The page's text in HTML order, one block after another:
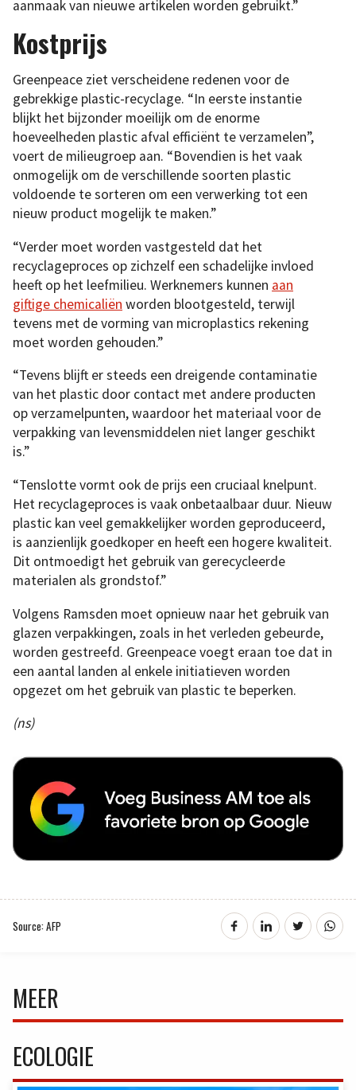
aanmaak van nieuwe artikelen worden gebruikt.”
Kostprijs
Greenpeace ziet verscheidene redenen voor de
gebrekkige plastic-recyclage. “In eerste instantie
blijkt het bijzonder moeilijk om de enorme
hoeveelheden plastic afval efficiënt te verzamelen”,
voert de milieugroep aan. “Bovendien is het vaak
onmogelijk om de verschillende soorten plastic
voldoende te sorteren om een verwerking tot een
nieuw product mogelijk te maken.”
“Verder moet worden vastgesteld dat het
recyclageproces op zichzelf een schadelijke invloed
heeft op het leefmilieu. Werknemers kunnen aan
giftige chemicaliën worden blootgesteld, terwijl
tevens met de vorming van microplastics rekening
moet worden gehouden.”
“Tevens blijft er steeds een dreigende contaminatie
van het plastic door contact met andere producten
op verzamelpunten, waardoor het materiaal voor de
verpakking van levensmiddelen niet langer geschikt
is.”
“Tenslotte vormt ook de prijs een cruciaal knelpunt.
Het recyclageproces is vaak onbetaalbaar duur. Nieuw
plastic kan veel gemakkelijker worden geproduceerd,
is aanzienlijk goedkoper en heeft een hogere kwaliteit.
Dit ontmoedigt het gebruik van gerecycleerde
materialen als grondstof.”
Volgens Ramsden moet opnieuw naar het gebruik van
glazen verpakkingen, zoals in het verleden gebeurde,
worden gestreefd. Greenpeace voegt eraan toe dat in
een aantal landen al enkele initiatieven worden
opgezet om het gebruik van plastic te beperken.
(ns)
Source: AFP
MEER
ECOLOGIE